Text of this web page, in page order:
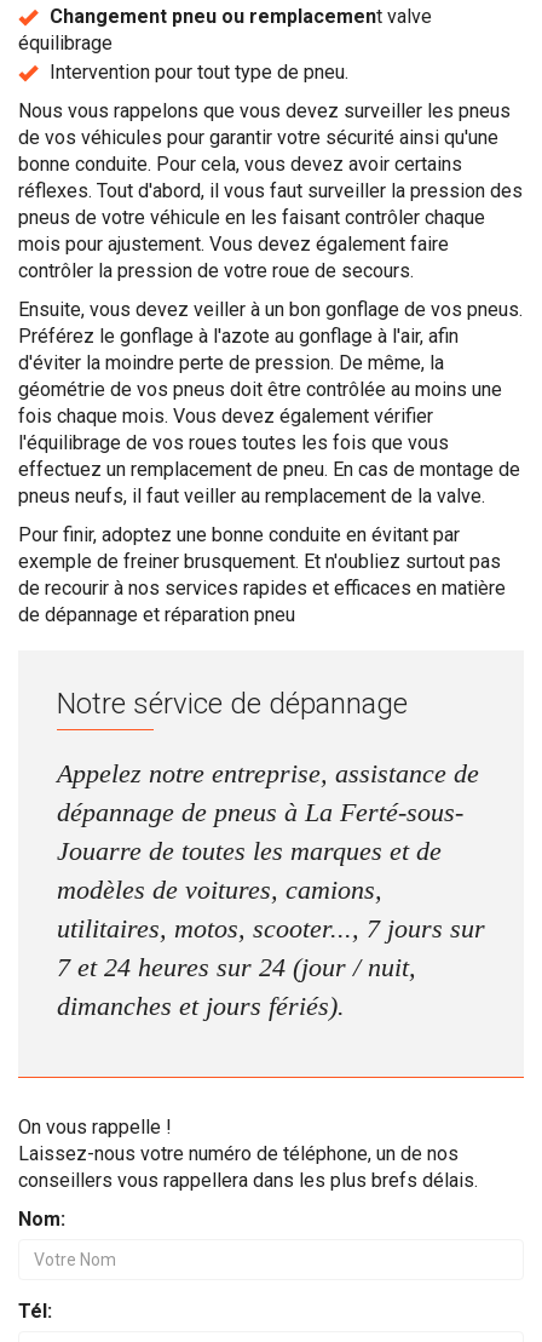
Changement pneu ou remplacement valve
équilibrage
Intervention pour tout type de pneu.
Nous vous rappelons que vous devez surveiller les pneus
de vos véhicules pour garantir votre sécurité ainsi qu'une
bonne conduite. Pour cela, vous devez avoir certains
réflexes. Tout d'abord, il vous faut surveiller la pression des
pneus de votre véhicule en les faisant contrôler chaque
mois pour ajustement. Vous devez également faire
contrôler la pression de votre roue de secours.
Ensuite, vous devez veiller à un bon gonflage de vos pneus.
Préférez le gonflage à l'azote au gonflage à l'air, afin
d'éviter la moindre perte de pression. De même, la
géométrie de vos pneus doit être contrôlée au moins une
fois chaque mois. Vous devez également vérifier
l'équilibrage de vos roues toutes les fois que vous
effectuez un remplacement de pneu. En cas de montage de
pneus neufs, il faut veiller au remplacement de la valve.
Pour finir, adoptez une bonne conduite en évitant par
exemple de freiner brusquement. Et n'oubliez surtout pas
de recourir à nos services rapides et efficaces en matière
de dépannage et réparation pneu
Notre sérvice de dépannage
Appelez notre entreprise, assistance de
dépannage de pneus à La Ferté-sous-
Jouarre de toutes les marques et de
modèles de voitures, camions,
utilitaires, motos, scooter..., 7 jours sur
7 et 24 heures sur 24 (jour / nuit,
dimanches et jours fériés).
On vous rappelle !
Laissez-nous votre numéro de téléphone, un de nos
conseillers vous rappellera dans les plus brefs délais.
Nom:
Tél: